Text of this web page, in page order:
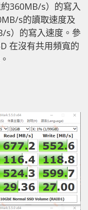
360MB/s）的寫入
s的讀取速度及
s）的寫入速度。參
在沒有共用頻寬的